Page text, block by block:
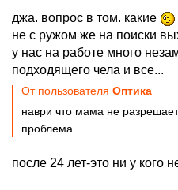
джа. вопрос в том. какие
не с ружом же на поиски
у нас на работе много
подходящего чела и все...
От пользователя Оптика
наври что мама не
проблема
после 24 лет-это ни у кого